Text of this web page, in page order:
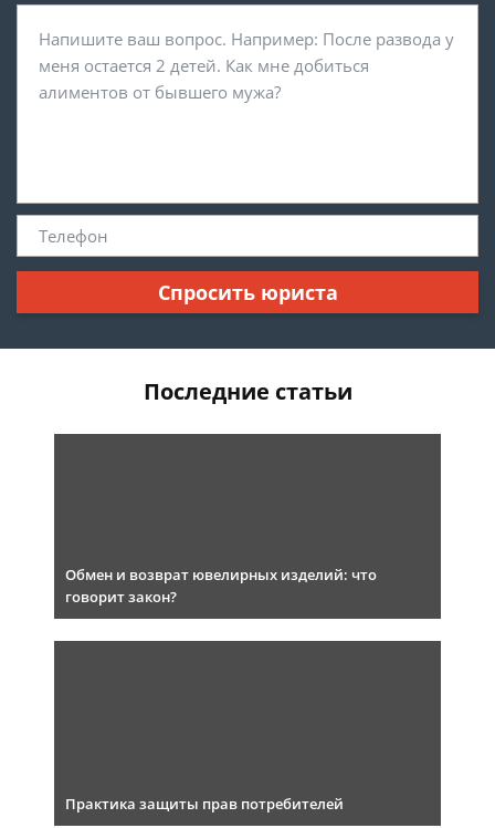
Спросить юриста
Последние статьи
Обмен и возврат ювелирных изделий: что
говорит закон?
Практика защиты прав потребителей